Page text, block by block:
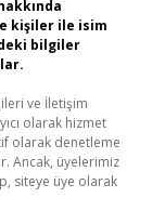
kişiler ile isim
bilgiler
ve İletişim
olarak hizmet
olarak denetleme
Ancak, üyelerimiz
siteye üye olarak